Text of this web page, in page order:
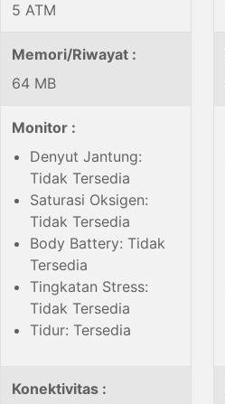
5 ATM
Memori/Riwayat :
64 MB
Monitor :
Denyut Jantung:
Tidak Tersedia
Saturasi Oksigen:
Tidak Tersedia
Body Battery: Tidak
Tersedia
Tingkatan Stress:
Tidak Tersedia
Tidur: Tersedia
Konektivitas :